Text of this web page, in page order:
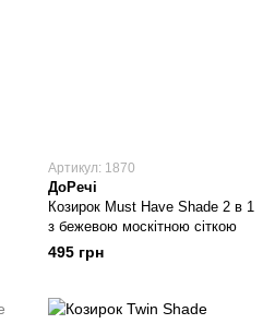
Артикул: 1870
ДоРечі
Козирок Must Have Shade 2 в 1
з бежевою москітною сіткою
495 грн